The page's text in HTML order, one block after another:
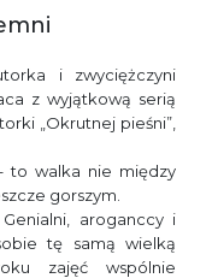
i zwyciężczyni
z wyjątkową serią
„Okrutnej pieśni”,
to walka nie między
gorszym.
aroganccy i
tę samą wielką
zajęć wspólnie